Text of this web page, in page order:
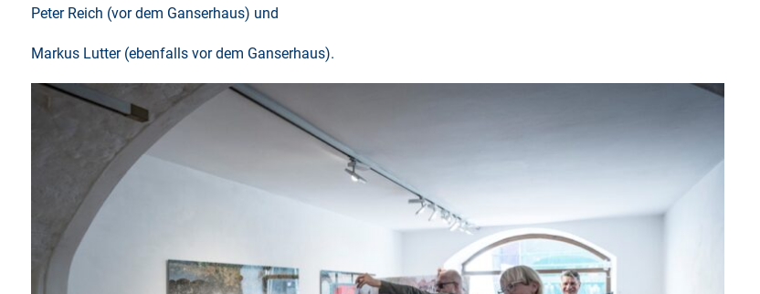
Peter Reich (vor dem Ganserhaus) und
Markus Lutter (ebenfalls vor dem Ganserhaus).